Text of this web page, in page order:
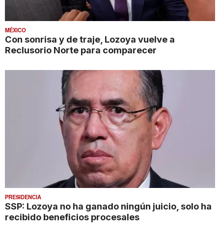
MÉXICO
Con sonrisa y de traje, Lozoya vuelve a
Reclusorio Norte para comparecer
PRESIDENCIA
SSP: Lozoya no ha ganado ningún juicio, solo ha
recibido beneficios procesales